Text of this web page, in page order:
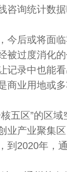
咨询统计数
今后或将面
被过度消化
记录中也能
商业用地或
五区”的区
业产业聚集
到2020年，